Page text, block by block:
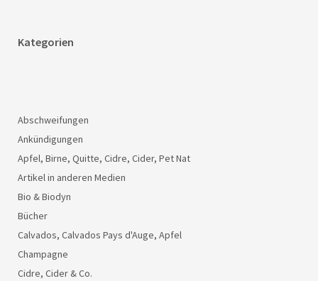
Kategorien
Abschweifungen
Ankündigungen
Apfel, Birne, Quitte, Cidre, Cider, Pet Nat
Artikel in anderen Medien
Bio & Biodyn
Bücher
Calvados, Calvados Pays d'Auge, Apfel
Champagne
Cidre, Cider & Co.